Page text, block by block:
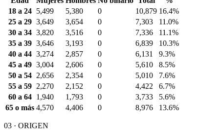
18 a 24
5,499 5,380 0 10,879 16.4%
25 a 29 3,649 3,654 0 7,303
11.0%
30 a 34 3,820 3,516 0 7,336
11.1%
35 a 39 3,646 3,193 0 6,839
10.3%
40 a 44 3,274 2,857 0 6,131
9.3%
45 a 49 3,004 2,606 0 5,610
8.5%
50 a 54
2,656 2,354 0 5,010
7.6%
55 a 59
2,270 2,152 0 4,422
6.7%
60 a 64
1,940 1,793 0 3,733
5.6%
65 o más 4,570 4,406 0 8,976 13.6%
03 · ORIGEN